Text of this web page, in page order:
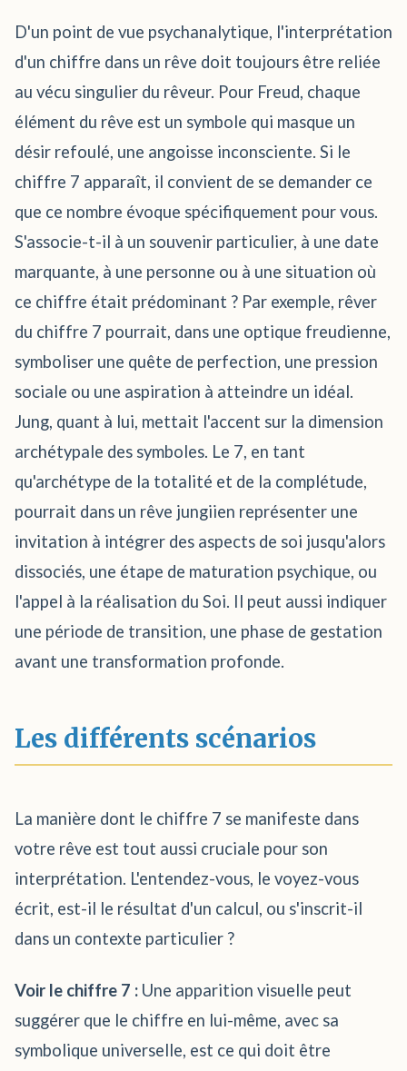
D'un point de vue psychanalytique, l'interprétation
d'un chiffre dans un rêve doit toujours être reliée
au vécu singulier du rêveur. Pour Freud, chaque
élément du rêve est un symbole qui masque un
désir refoulé, une angoisse inconsciente. Si le
chiffre 7 apparaît, il convient de se demander ce
que ce nombre évoque spécifiquement pour vous.
S'associe-t-il à un souvenir particulier, à une date
marquante, à une personne ou à une situation où
ce chiffre était prédominant ? Par exemple, rêver
du chiffre 7 pourrait, dans une optique freudienne,
symboliser une quête de perfection, une pression
sociale ou une aspiration à atteindre un idéal.
Jung, quant à lui, mettait l'accent sur la dimension
archétypale des symboles. Le 7, en tant
qu'archétype de la totalité et de la complétude,
pourrait dans un rêve jungiien représenter une
invitation à intégrer des aspects de soi jusqu'alors
dissociés, une étape de maturation psychique, ou
l'appel à la réalisation du Soi. Il peut aussi indiquer
une période de transition, une phase de gestation
avant une transformation profonde.
Les différents scénarios
La manière dont le chiffre 7 se manifeste dans
votre rêve est tout aussi cruciale pour son
interprétation. L'entendez-vous, le voyez-vous
écrit, est-il le résultat d'un calcul, ou s'inscrit-il
dans un contexte particulier ?
Voir le chiffre 7 : Une apparition visuelle peut
suggérer que le chiffre en lui-même, avec sa
symbolique universelle, est ce qui doit être